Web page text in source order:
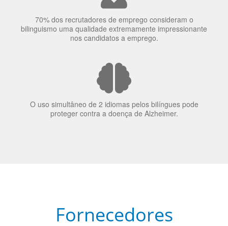
70% dos recrutadores de emprego consideram o
nos candidatos a emprego.